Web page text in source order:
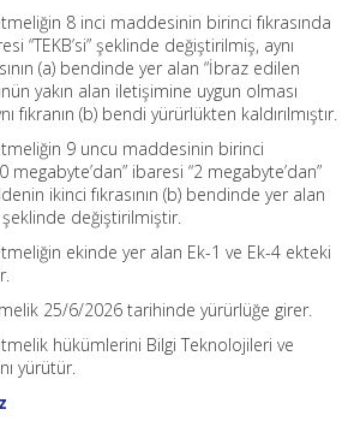
8 inci maddesinin birinci fıkrasında
“TEKB’si” şeklinde değiştirilmiş, aynı
(a) bendinde yer alan “İbraz edilen
yakın alan iletişimine uygun olması
fıkranın (b) bendi yürürlükten kaldırılmıştır.
9 uncu maddesinin birinci
megabyte’dan” ibaresi “2 megabyte’dan”
ikinci fıkrasının (b) bendinde yer alan
şeklinde değiştirilmiştir.
ekinde yer alan Ek-1 ve Ek-4 ekteki
25/6/2026 tarihinde yürürlüğe girer.
hükümlerini Bilgi Teknolojileri ve
yürütür.